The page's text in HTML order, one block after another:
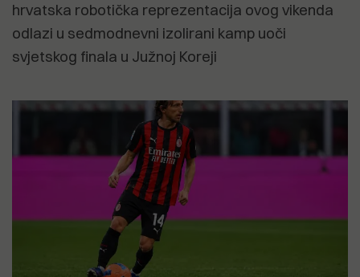
hrvatska robotička reprezentacija ovog vikenda
odlazi u sedmodnevni izolirani kamp uoči
svjetskog finala u Južnoj Koreji